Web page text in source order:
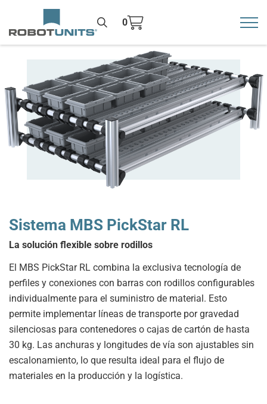
0
Sistema MBS PickStar RL
La solución flexible sobre rodillos
El MBS PickStar RL combina la exclusiva tecnología de
perfiles y conexiones con barras con rodillos configurables
individualmente para el suministro de material. Esto
permite implementar líneas de transporte por gravedad
silenciosas para contenedores o cajas de cartón de hasta
30 kg. Las anchuras y longitudes de vía son ajustables sin
escalonamiento, lo que resulta ideal para el flujo de
materiales en la producción y la logística.